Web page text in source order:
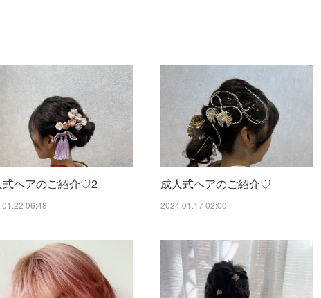
式ヘアのご紹介♡2
06:48
成人式ヘアのご紹介♡
2024.01.17 02:00